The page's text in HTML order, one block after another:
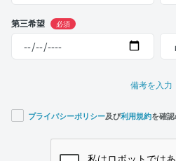
第三希望 必須
備考を入力
プライバシーポリシー及び利用規約を確認